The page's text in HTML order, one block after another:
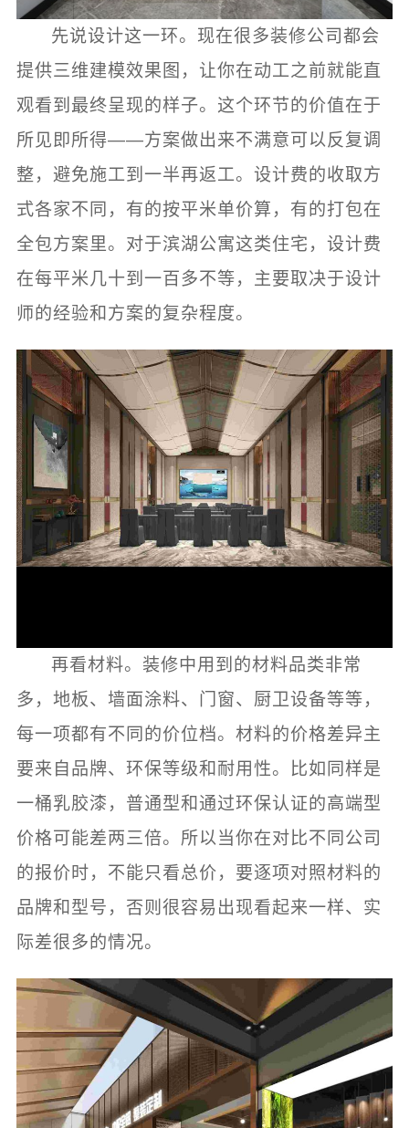
先说设计这一环。现在很多装修公司都会
提供三维建模效果图，让你在动工之前就能直
观看到最终呈现的样子。这个环节的价值在于
所见即所得——方案做出来不满意可以反复调
整，避免施工到一半再返工。设计费的收取方
式各家不同，有的按平米单价算，有的打包在
全包方案里。对于滨湖公寓这类住宅，设计费
在每平米几十到一百多不等，主要取决于设计
师的经验和方案的复杂程度。
再看材料。装修中用到的材料品类非常
多，地板、墙面涂料、门窗、厨卫设备等等，
每一项都有不同的价位档。材料的价格差异主
要来自品牌、环保等级和耐用性。比如同样是
一桶乳胶漆，普通型和通过环保认证的高端型
价格可能差两三倍。所以当你在对比不同公司
的报价时，不能只看总价，要逐项对照材料的
品牌和型号，否则很容易出现看起来一样、实
际差很多的情况。